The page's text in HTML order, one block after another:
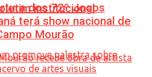
institucional
dos 72º Jogos
terá show nacional de
Mourão